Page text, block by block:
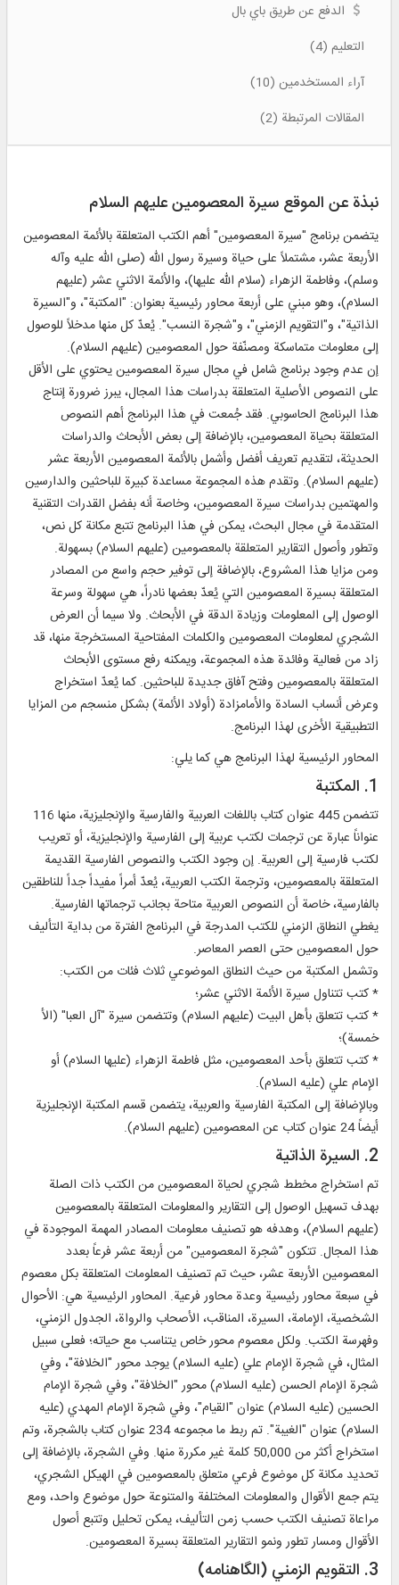
الدفع عن طريق باي بال
التعليم (4)
آراء المستخدمين (10)
المقالات المرتبطة (2)
نبذة عن الموقع سيرة المعصومين عليهم السلام
يتضمن برنامج "سيرة المعصومين" أهم الكتب المتعلقة بالأئمة المعصومين
الأربعة عشر، مشتملاً على حياة وسيرة رسول الله (صلى الله عليه وآله
وسلم)، وفاطمة الزهراء (سلام الله عليها)، والأئمة الاثني عشر (عليهم
السلام)، وهو مبني على أربعة محاور رئيسية بعنوان: "المكتبة"، و"السيرة
الذاتية"، و"التقويم الزمني"، و"شجرة النسب". يُعدّ كل منها مدخلاً للوصول
إلى معلومات متماسكة ومصنّفة حول المعصومين (عليهم السلام).
إن عدم وجود برنامج شامل في مجال سيرة المعصومين يحتوي على الأقل
على النصوص الأصلية المتعلقة بدراسات هذا المجال، يبرز ضرورة إنتاج
هذا البرنامج الحاسوبي. فقد جُمعت في هذا البرنامج أهم النصوص
المتعلقة بحياة المعصومين، بالإضافة إلى بعض الأبحاث والدراسات
الحديثة، لتقديم تعريف أفضل وأشمل بالأئمة المعصومين الأربعة عشر
(عليهم السلام). وتقدم هذه المجموعة مساعدة كبيرة للباحثين والدارسين
والمهتمين بدراسات سيرة المعصومين، وخاصة أنه بفضل القدرات التقنية
المتقدمة في مجال البحث، يمكن في هذا البرنامج تتبع مكانة كل نص،
وتطور وأصول التقارير المتعلقة بالمعصومين (عليهم السلام) بسهولة.
ومن مزايا هذا المشروع، بالإضافة إلى توفير حجم واسع من المصادر
المتعلقة بسيرة المعصومين التي يُعدّ بعضها نادراً، هي سهولة وسرعة
الوصول إلى المعلومات وزيادة الدقة في الأبحاث. ولا سيما أن العرض
الشجري لمعلومات المعصومين والكلمات المفتاحية المستخرجة منها، قد
زاد من فعالية وفائدة هذه المجموعة، ويمكنه رفع مستوى الأبحاث
المتعلقة بالمعصومين وفتح آفاق جديدة للباحثين. كما يُعدّ استخراج
وعرض أنساب السادة والأمامزادة (أولاد الأئمة) بشكل منسجم من المزايا
التطبيقية الأخرى لهذا البرنامج.
المحاور الرئيسية لهذا البرنامج هي كما يلي:
1. المكتبة
تتضمن 445 عنوان كتاب باللغات العربية والفارسية والإنجليزية، منها 116
عنواناً عبارة عن ترجمات لكتب عربية إلى الفارسية والإنجليزية، أو تعريب
لكتب فارسية إلى العربية. إن وجود الكتب والنصوص الفارسية القديمة
المتعلقة بالمعصومين، وترجمة الكتب العربية، يُعدّ أمراً مفيداً جداً للناطقين
بالفارسية، خاصة أن النصوص العربية متاحة بجانب ترجماتها الفارسية.
يغطي النطاق الزمني للكتب المدرجة في البرنامج الفترة من بداية التأليف
حول المعصومين حتى العصر المعاصر.
وتشمل المكتبة من حيث النطاق الموضوعي ثلاث فئات من الكتب:
* كتب تتناول سيرة الأئمة الاثني عشر؛
* كتب تتعلق بأهل البيت (عليهم السلام) وتتضمن سيرة "آل العبا" (الأ
خمسة)؛
* كتب تتعلق بأحد المعصومين، مثل فاطمة الزهراء (عليها السلام) أو
الإمام علي (عليه السلام).
وبالإضافة إلى المكتبة الفارسية والعربية، يتضمن قسم المكتبة الإنجليزية
أيضاً 24 عنوان كتاب عن المعصومين (عليهم السلام).
2. السيرة الذاتية
تم استخراج مخطط شجري لحياة المعصومين من الكتب ذات الصلة
بهدف تسهيل الوصول إلى التقارير والمعلومات المتعلقة بالمعصومين
(عليهم السلام)، وهدفه هو تصنيف معلومات المصادر المهمة الموجودة في
هذا المجال. تتكون "شجرة المعصومين" من أربعة عشر فرعاً بعدد
المعصومين الأربعة عشر، حيث تم تصنيف المعلومات المتعلقة بكل معصوم
في سبعة محاور رئيسية وعدة محاور فرعية. المحاور الرئيسية هي: الأحوال
الشخصية، الإمامة، السيرة، المناقب، الأصحاب والرواة، الجدول الزمني،
وفهرسة الكتب. ولكل معصوم محور خاص يتناسب مع حياته؛ فعلى سبيل
المثال، في شجرة الإمام علي (عليه السلام) يوجد محور "الخلافة"، وفي
شجرة الإمام الحسن (عليه السلام) محور "الخلافة"، وفي شجرة الإمام
الحسين (عليه السلام) عنوان "القيام"، وفي شجرة الإمام المهدي (عليه
السلام) عنوان "الغيبة". تم ربط ما مجموعه 234 عنوان كتاب بالشجرة، وتم
استخراج أكثر من 50,000 كلمة غير مكررة منها. وفي الشجرة، بالإضافة إلى
تحديد مكانة كل موضوع فرعي متعلق بالمعصومين في الهيكل الشجري،
يتم جمع الأقوال والمعلومات المختلفة والمتنوعة حول موضوع واحد، ومع
مراعاة تصنيف الكتب حسب زمن التأليف، يمكن تحليل وتتبع أصول
الأقوال ومسار تطور ونمو التقارير المتعلقة بسيرة المعصومين.
3. التقويم الزمني (الگاهنامه)